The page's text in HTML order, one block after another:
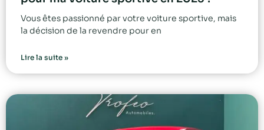
Vous êtes passionné par votre voiture sportive, mais
la décision de la revendre pour en
Lire la suite »